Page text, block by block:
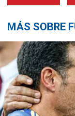
MÁS SOBRE